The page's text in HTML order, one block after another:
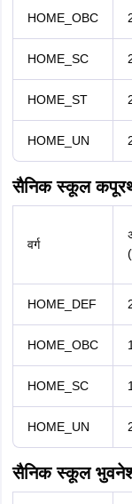
HOME_OBC
HOME_SC
HOME_ST
HOME_UN
सैनिक स्कूल
वर्ग
HOME_DEF
HOME_OBC
HOME_SC
HOME_UN
सैनिक स्कूल